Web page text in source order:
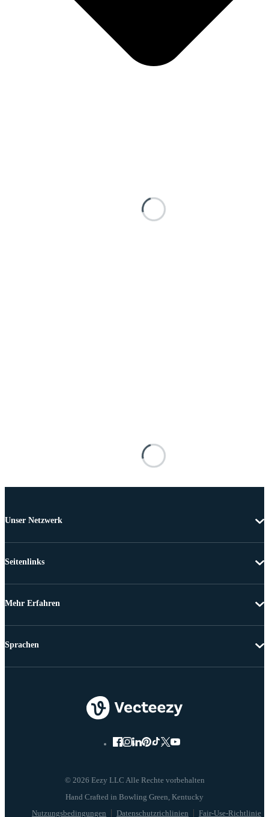
Unser Netzwerk
Seitenlinks
Mehr Erfahren
© 2026 Eezy LLC Alle Rechte vorbehalten
Nutzungsbedingungen Datenschutzrichlinien Fair-Use-Richtlinie
Sprachen